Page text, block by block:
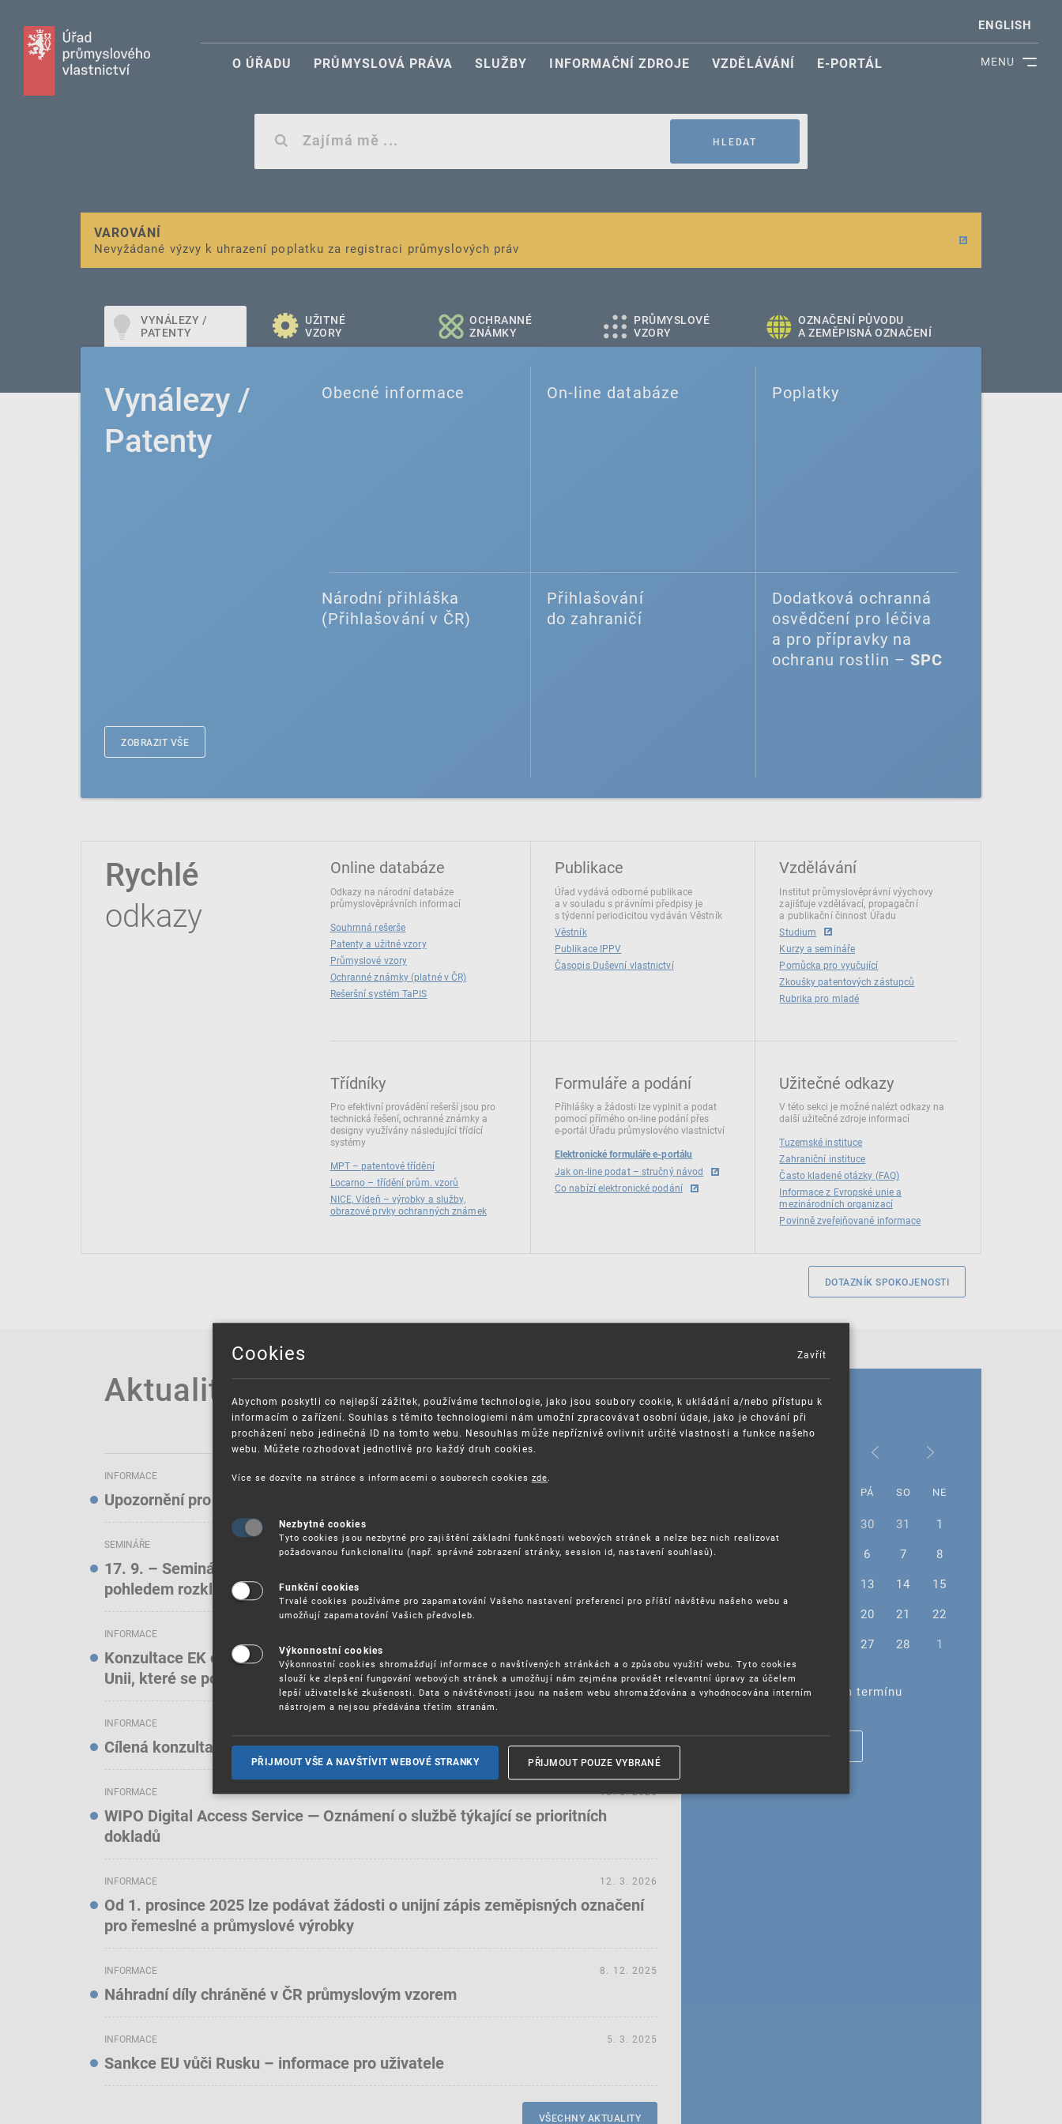
MENU
ENGLISH
O ÚŘADU PRŮMYSLOVÁ PRÁVA SLUŽBY INFORMAČNÍ ZDROJE VZDĚLÁVÁNÍ E-PORTÁL
HLEDAT
VAROVÁNÍ
Nevyžádané výzvy k uhrazení poplatku za registraci průmyslových práv
Finanční podpora
pro správu duševního vlastnictví pro malé a střední podniky
VYNÁLEZY /
PATENTY
UŽITNÉ
VZORY
OCHRANNÉ
ZNÁMKY
PRŮMYSLOVÉ
VZORY
OZNAČENÍ PŮVODU
A ZEMĚPISNÁ OZNAČENÍ
Vynálezy /
Patenty
Obecné informace On-line databáze Poplatky
Národní přihláška
(Přihlašování v ČR)
Přihlašování
do zahraničí
Dodatková ochranná
osvědčení pro léčiva
a pro přípravky na
ochranu rostlin – SPC
ZOBRAZIT VŠE
Rychlé
odkazy
Online databáze
Odkazy na národní databáze
průmyslověprávních informací
Souhrnná rešerše
Patenty a užitné vzory
Průmyslové vzory
Ochranné známky (platné v ČR)
Rešeršní systém TaPIS
Publikace
Úřad vydává odborné publikace
a v souladu s právními předpisy je
s týdenní periodicitou vydáván Věstník
Věstník
Publikace IPPV
Časopis Duševní vlastnictví
Vzdělávání
Institut průmyslověprávní výychovy
zajišťuje vzdělávací, propagační
a publikační činnost Úřadu
Studium
Kurzy a semináře
Pomůcka pro vyučující
Zkoušky patentových zástupců
Rubrika pro mladé
Třídníky
Pro efektivní provádění rešerší jsou pro
technická řešení, ochranné známky a
designy využívány následující třídící
systémy
MPT – patentové třídění
Locarno – třídění prům. vzorů
NICE, Vídeň – výrobky a služby,
obrazové prvky ochranných známek
Formuláře a podání
Přihlášky a žádosti lze vyplnit a podat
pomocí přímého on‑line podání přes
e‑portál Úřadu průmyslového vlastnictví
Elektronické formuláře e-portálu
Jak on-line podat – stručný návod
Co nabízí elektronické podání
Užitečné odkazy
V této sekci je možné nalézt odkazy na
další užitečné zdroje informací
Tuzemské instituce
Zahraniční instituce
Často kladené otázky (FAQ)
Informace z Evropské unie a
mezinárodních organizací
Povinně zveřejňované informace
DOTAZNÍK SPOKOJENOSTI
Aktuality
INFORMACE
Upozornění pro uživatele elektronických služeb - 5.8.2026
SEMINÁŘE
17. 9. – Seminář: Známkové právo trochu jinak (aneb když se značky hádají
pohledem rozkladových oddělení)
17. 9. 2026
INFORMACE
Konzultace EK o online službách a fyzických tržištích nacházejících se mimo
Unii, které se podílejí na podstatném porušování IPR
INFORMACE
Cílená konzultace EK o stavu ochrany a vymáhání IPR ve třetích zemích
INFORMACE
WIPO Digital Access Service — Oznámení o službě týkající se prioritních
dokladů
18. 5. 2026
INFORMACE
Od 1. prosince 2025 lze podávat žádosti o unijní zápis zeměpisných označení
pro řemeslné a průmyslové výrobky
12. 3. 2026
INFORMACE
Náhradní díly chráněné v ČR průmyslovým vzorem
8. 12. 2025
INFORMACE
Sankce EU vůči Rusku – informace pro uživatele
5. 3. 2025
VŠECHNY AKTUALITY
KALENDÁŘ
PÁ SO NE
30 31
1
6 7
8
13 14
15
20 21
22
27 28 1
Žádné akce ve vybraném termínu
Cookies
Abychom poskytli co nejlepší zážitek, používáme technologie, jako jsou soubory cookie, k ukládání a/nebo přístupu k
informacím o zařízení. Souhlas s těmito technologiemi nám umožní zpracovávat osobní údaje, jako je chování při
procházení nebo jedinečná ID na tomto webu. Nesouhlas může nepříznivě ovlivnit určité vlastnosti a funkce našeho
webu. Můžete rozhodovat jednotlivě pro každý druh cookies.
Více se dozvíte na stránce s informacemi o souborech cookies zde.
Nezbytné cookies
Tyto cookies jsou nezbytné pro zajištění základní funkčnosti webových stránek a nelze bez nich realizovat
požadovanou funkcionalitu (např. správné zobrazení stránky, session id, nastavení souhlasů).
Funkční cookies
Trvalé cookies používáme pro zapamatování Vašeho nastavení preferencí pro příští návštěvu našeho webu a
umožňují zapamatování Vašich předvoleb.
Výkonnostní cookies
Výkonnostní cookies shromažďují informace o navštívených stránkách a o způsobu využití webu. Tyto cookies
slouží ke zlepšení fungování webových stránek a umožňují nám zejména provádět relevantní úpravy za účelem
lepší uživatelské zkušenosti. Data o návštěvnosti jsou na našem webu shromažďována a vyhodnocována interním
nástrojem a nejsou předávána třetím stranám.
PŘIJMOUT VŠE A NAVŠTÍVIT WEBOVÉ STRANKY PŘIJMOUT POUZE VYBRANÉ
Zavřít